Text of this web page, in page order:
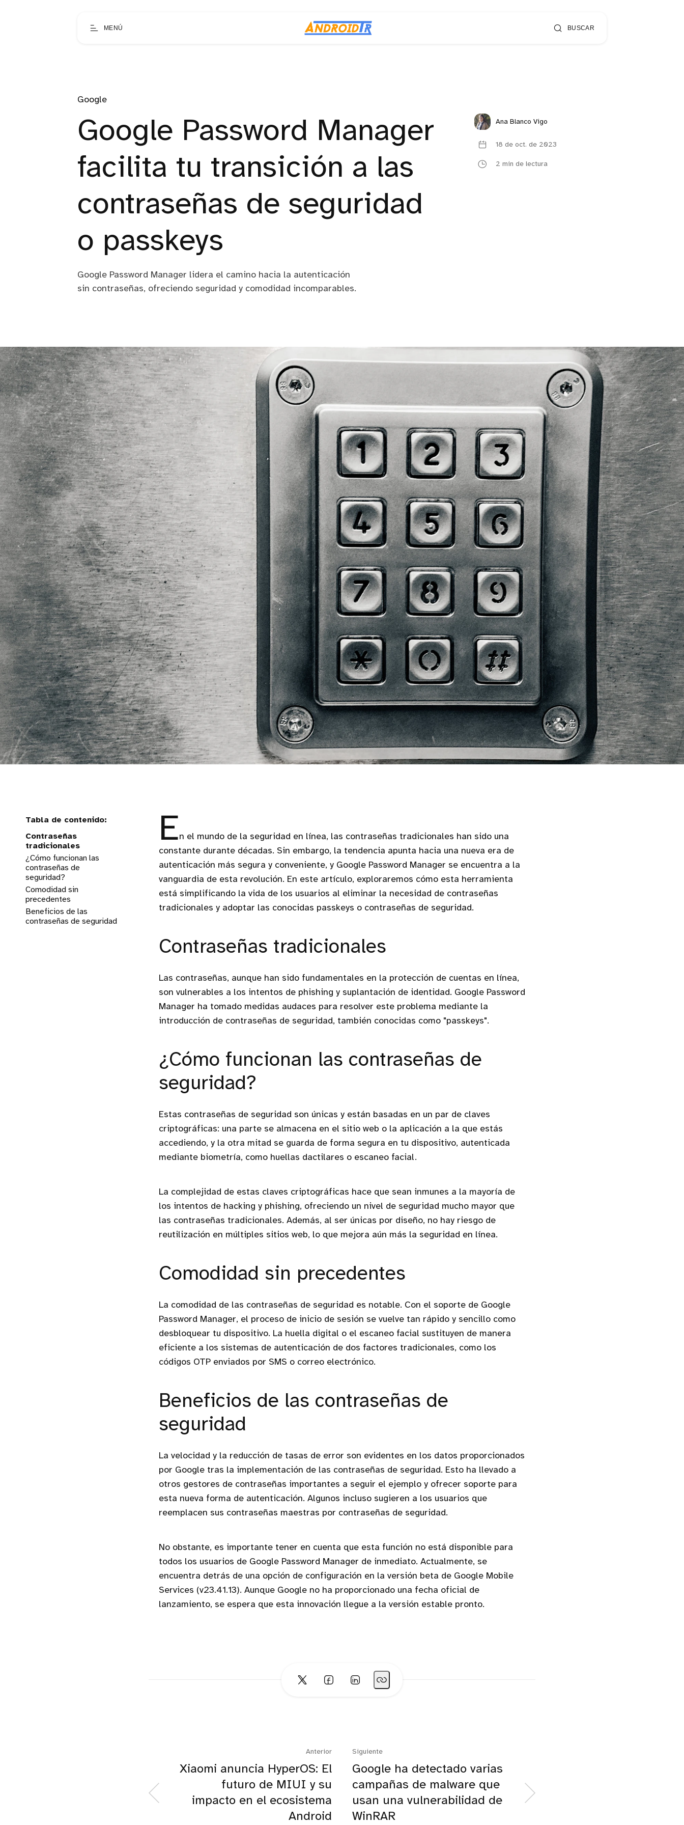
MENÚ BUSCAR
Google
Google Password Manager
facilita tu transición a las
contraseñas de seguridad
o passkeys
Google Password Manager lidera el camino hacia la autenticación
sin contraseñas, ofreciendo seguridad y comodidad incomparables.
Ana Blanco Vigo
18 de oct. de 2023
2 min de lectura
Contraseñas
tradicionales
¿Cómo funcionan las
contraseñas de
seguridad?
Comodidad sin
precedentes
Beneficios de las
contraseñas de seguridad
En el mundo de la seguridad en línea, las contraseñas tradicionales han sido una
constante durante décadas. Sin embargo, la tendencia apunta hacia una nueva era de
autenticación más segura y conveniente, y Google Password Manager se encuentra a la
vanguardia de esta revolución. En este artículo, exploraremos cómo esta herramienta
está simplificando la vida de los usuarios al eliminar la necesidad de contraseñas
tradicionales y adoptar las conocidas passkeys o contraseñas de seguridad.
Contraseñas tradicionales
Las contraseñas, aunque han sido fundamentales en la protección de cuentas en línea,
son vulnerables a los intentos de phishing y suplantación de identidad. Google Password
Manager ha tomado medidas audaces para resolver este problema mediante la
introducción de contraseñas de seguridad, también conocidas como "passkeys".
¿Cómo funcionan las contraseñas de
seguridad?
Estas contraseñas de seguridad son únicas y están basadas en un par de claves
criptográficas: una parte se almacena en el sitio web o la aplicación a la que estás
accediendo, y la otra mitad se guarda de forma segura en tu dispositivo, autenticada
mediante biometría, como huellas dactilares o escaneo facial.
La complejidad de estas claves criptográficas hace que sean inmunes a la mayoría de
los intentos de hacking y phishing, ofreciendo un nivel de seguridad mucho mayor que
las contraseñas tradicionales. Además, al ser únicas por diseño, no hay riesgo de
reutilización en múltiples sitios web, lo que mejora aún más la seguridad en línea.
Comodidad sin precedentes
La comodidad de las contraseñas de seguridad es notable. Con el soporte de Google
Password Manager, el proceso de inicio de sesión se vuelve tan rápido y sencillo como
desbloquear tu dispositivo. La huella digital o el escaneo facial sustituyen de manera
eficiente a los sistemas de autenticación de dos factores tradicionales, como los
códigos OTP enviados por SMS o correo electrónico.
Beneficios de las contraseñas de
seguridad
La velocidad y la reducción de tasas de error son evidentes en los datos proporcionados
por Google tras la implementación de las contraseñas de seguridad. Esto ha llevado a
otros gestores de contraseñas importantes a seguir el ejemplo y ofrecer soporte para
esta nueva forma de autenticación. Algunos incluso sugieren a los usuarios que
reemplacen sus contraseñas maestras por contraseñas de seguridad.
No obstante, es importante tener en cuenta que esta función no está disponible para
todos los usuarios de Google Password Manager de inmediato. Actualmente, se
encuentra detrás de una opción de configuración en la versión beta de Google Mobile
Services (v23.41.13). Aunque Google no ha proporcionado una fecha oficial de
lanzamiento, se espera que esta innovación llegue a la versión estable pronto.
Siguiente
Google ha detectado varias
campañas de malware que
usan una vulnerabilidad de
WinRAR
Anterior
Xiaomi anuncia HyperOS: El
futuro de MIUI y su
impacto en el ecosistema
Android